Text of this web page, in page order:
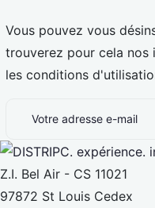
Vous pouvez vous
trouverez pour cela
les conditions
Z.I. Bel Air - CS 11021
97872 St Louis Cedex